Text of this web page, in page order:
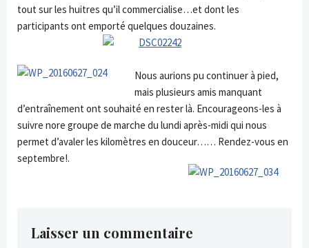
tout sur les huitres qu’il commercialise…et dont les
participants ont emporté quelques douzaines.
Nous aurions pu continuer à pied,
mais plusieurs amis manquant
d’entraînement ont souhaité en rester là. Encourageons-les à
suivre nore groupe de marche du lundi après-midi qui nous
permet d’avaler les kilomètres en douceur…… Rendez-vous en
septembre!.
Laisser un commentaire